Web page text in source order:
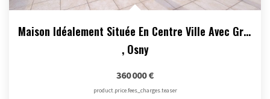
Maison Idéalement Située En Centre Ville Avec Grand Jardin...
, Osny
360 000 €
product.price.fees_charges.teaser